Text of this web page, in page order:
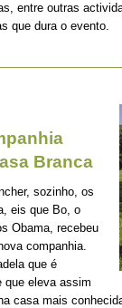
entre outras
que dura o evento.
Branca
sozinho, os
eis que Bo, o
Obama, recebeu
companhia.
que é
que eleva assim
casa mais